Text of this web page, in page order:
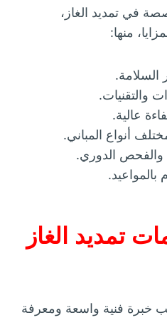
في تمديد الغاز،
منها:
السلامة.
والتقنيات.
عالية.
أنواع المباني.
والفحص الدوري.
بالمواعيد.
تمديد الغاز
خبرة فنية واسعة ومعرفة